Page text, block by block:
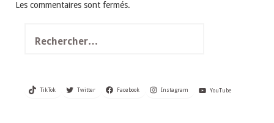
Les commentaires sont fermés.
TikTok Twitter Facebook Instagram YouTube